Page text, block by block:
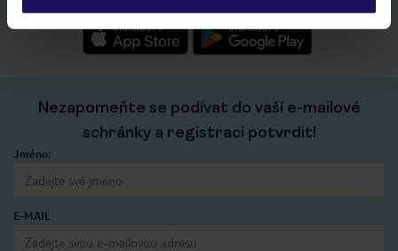
kontakt s TUI a všechny informace o tvé rezervaci v myTUI
Nezapomeňte se podívat do vaší e-mailové
schránky a registraci potvrdit!
Jméno:
E-MAIL